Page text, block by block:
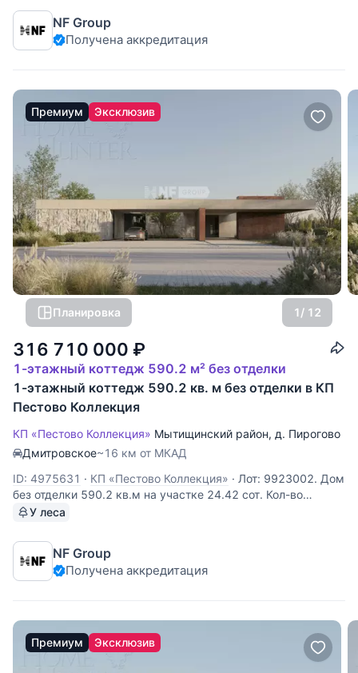
покупателя. Двухэтажный дом площадью 640 м²
расположен в коттеджном
NF Group
Получена аккредитация
Премиум Эксклюзив
Планировка 1/ 12
316 710 000 ₽
1-этажный коттедж 590.2 м² без отделки
1-этажный коттедж 590.2 кв. м без отделки в КП
Пестово Коллекция
КП «Пестово Коллекция» Мытищинский район, д. Пирогово
Дмитровское~16 км от МКАД
ID: 4975631 · КП «Пестово Коллекция» · Лот: 9923002. Дом
без отделки 590.2 кв.м на участке 24.42 cот. Кол-во
спален: 5. Кол-во с/у: 7. Поселок «Пирогово Коллекция».
покупателя. Одноэтажный дом площадью 590 м²
расположен в коттеджном
У леса
NF Group
Получена аккредитация
Премиум Эксклюзив